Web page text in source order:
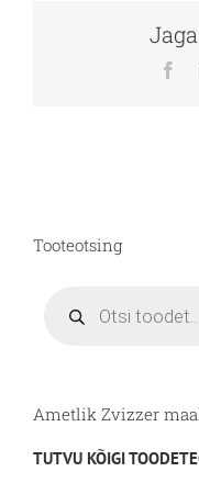
Tooteotsing
search
Ametlik Zvizzer
TUTVU KÕIGI